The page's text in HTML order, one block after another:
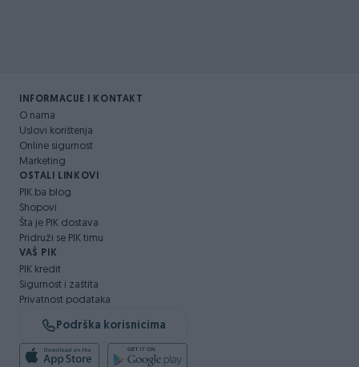
INFORMACIJE I KONTAKT
O nama
Uslovi korištenja
Online sigurnost
Marketing
OSTALI LINKOVI
PIK.ba blog
Shopovi
Šta je PIK dostava
Pridruži se PIK timu
VAŠ PIK
PIK kredit
Sigurnost i zaštita
Privatnost podataka
Podrška korisnicima